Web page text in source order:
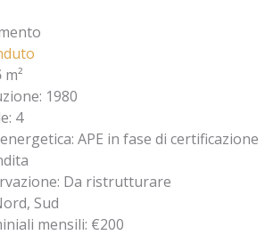
m²
: 1980
: 4
: APE in fase di certificazione
: Da ristrutturare
Sud
mensili: €200